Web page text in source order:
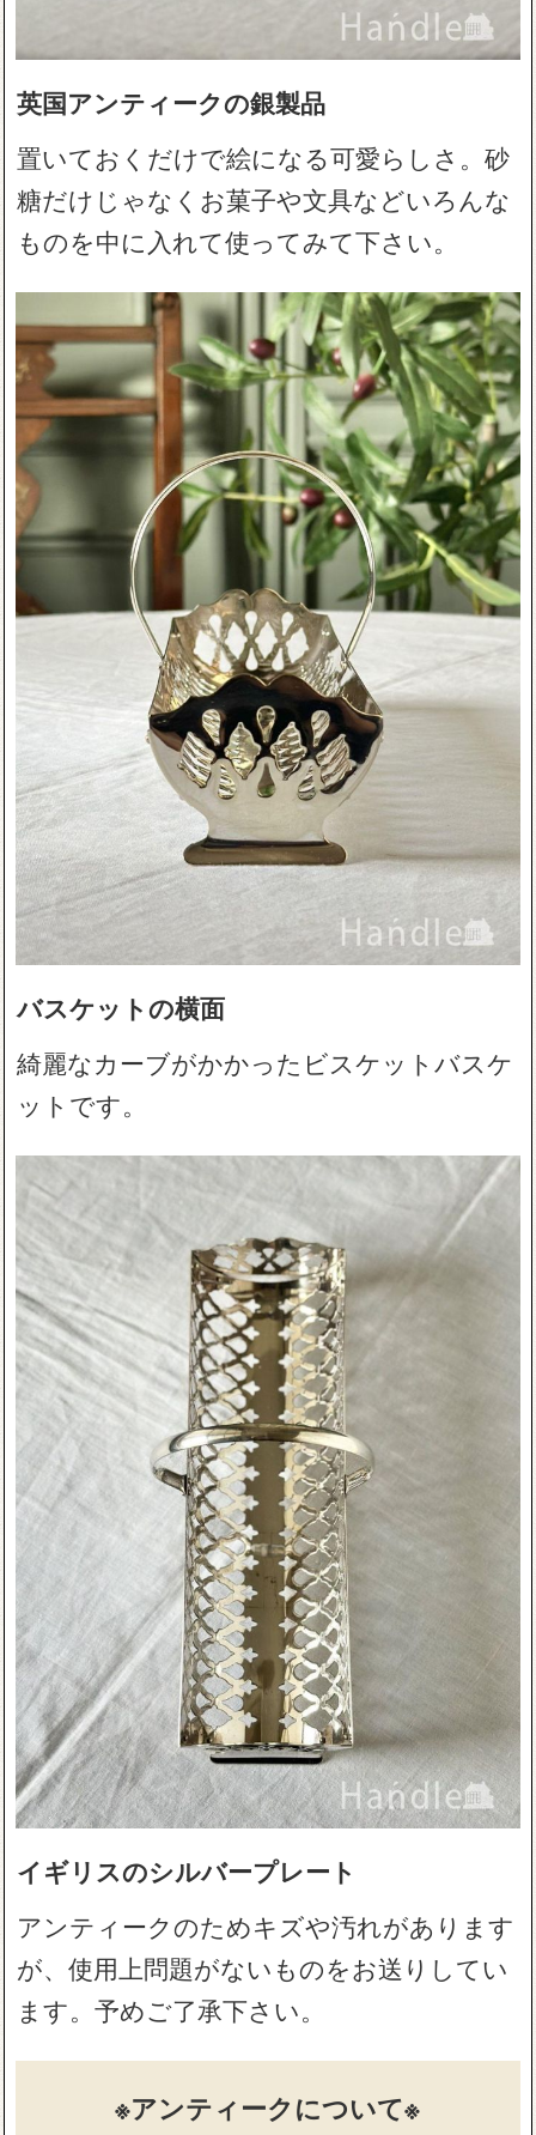
英国アンティークの銀製品
置いておくだけで絵になる可愛らしさ。砂
糖だけじゃなくお菓子や文具などいろんな
ものを中に入れて使ってみて下さい。
バスケットの横面
綺麗なカーブがかかったビスケットバスケ
ットです。
イギリスのシルバープレート
アンティークのためキズや汚れがあります
が、使用上問題がないものをお送りしてい
ます。予めご了承下さい。
※アンティークについて※